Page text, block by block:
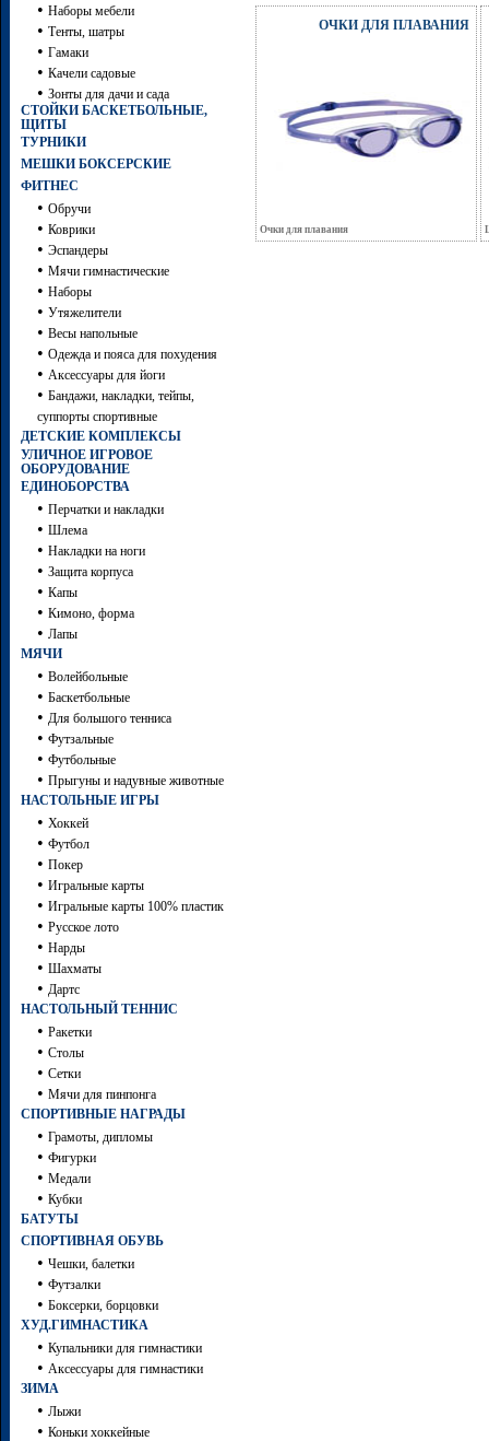
• Наборы мебели
• Тенты, шатры
• Гамаки
• Качели садовые
• Зонты для дачи и сада
СТОЙКИ БАСКЕТБОЛЬНЫЕ,
ЩИТЫ
ТУРНИКИ
МЕШКИ БОКСЕРСКИЕ
ФИТНЕС
• Обручи
• Коврики
• Эспандеры
• Мячи гимнастические
• Наборы
• Утяжелители
• Весы напольные
• Одежда и пояса для похудения
• Аксессуары для йоги
• Бандажи, накладки, тейпы,
суппорты спортивные
ДЕТСКИЕ КОМПЛЕКСЫ
УЛИЧНОЕ ИГРОВОЕ
ОБОРУДОВАНИЕ
ЕДИНОБОРСТВА
• Перчатки и накладки
• Шлема
• Накладки на ноги
• Защита корпуса
• Капы
• Кимоно, форма
• Лапы
МЯЧИ
• Волейбольные
• Баскетбольные
• Для большого тенниса
• Футзальные
• Футбольные
• Прыгуны и надувные животные
НАСТОЛЬНЫЕ ИГРЫ
• Хоккей
• Футбол
• Покер
• Игральные карты
• Игральные карты 100% пластик
• Русское лото
• Нарды
• Шахматы
• Дартc
НАСТОЛЬНЫЙ ТЕННИС
• Ракетки
• Столы
• Сетки
• Мячи для пинпонга
СПОРТИВНЫЕ НАГРАДЫ
• Грамоты, дипломы
• Фигурки
• Медали
• Кубки
БАТУТЫ
СПОРТИВНАЯ ОБУВЬ
• Чешки, балетки
• Футзалки
• Боксерки, борцовки
ХУД.ГИМНАСТИКА
• Купальники для гимнастики
• Аксессуары для гимнастики
ЗИМА
• Лыжи
• Коньки хоккейные
ОЧКИ ДЛЯ ПЛАВАНИЯ
Очки для плавания